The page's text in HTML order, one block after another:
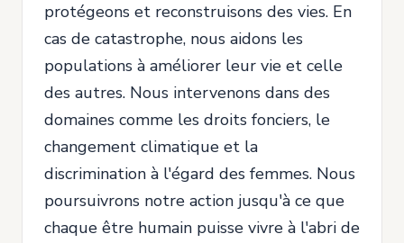
protégeons et reconstruisons des vies. En
cas de catastrophe, nous aidons les
populations à améliorer leur vie et celle
des autres. Nous intervenons dans des
domaines comme les droits fonciers, le
changement climatique et la
discrimination à l'égard des femmes. Nous
poursuivrons notre action jusqu'à ce que
chaque être humain puisse vivre à l'abri de